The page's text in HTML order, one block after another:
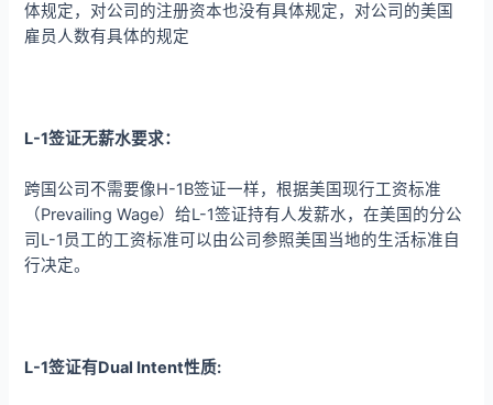
体规定，对公司的注册资本也没有具体规定，对公司的美国
雇员人数有具体的规定
L-1签证无薪水要求：
跨国公司不需要像H-1B签证一样，根据美国现行工资标准
（Prevailing Wage）给L-1签证持有人发薪水，在美国的分公
司L-1员工的工资标准可以由公司参照美国当地的生活标准自
行决定。
L-1签证有Dual Intent性质: